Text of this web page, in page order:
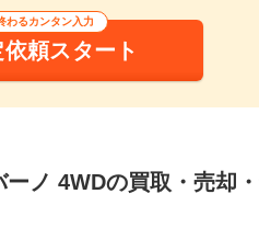
わるカンタン入力
頼スタート
ノ 4WDの買取・売却